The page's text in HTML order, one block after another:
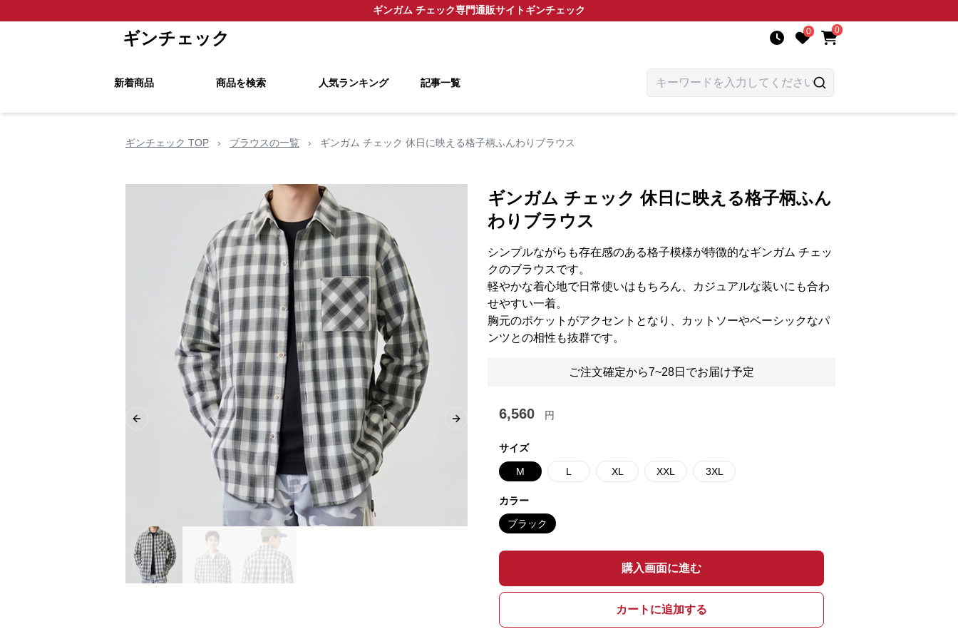
ギンガム チェック専門通販サイトギンチェック
ギンチェック 0 0
新着商品 商品を検索 人気ランキング 記事一覧
ギンチェック TOP › ブラウスの一覧 › ギンガム チェック 休日に映える格子柄ふんわりブラウス
Previous slide Next slide
ギンガム チェック 休日に映える格子柄ふん
わりブラウス
シンプルながらも存在感のある格子模様が特徴的なギンガム チェッ
クのブラウスです。
軽やかな着心地で日常使いはもちろん、カジュアルな装いにも合わ
せやすい一着。
胸元のポケットがアクセントとなり、カットソーやベーシックなパ
ンツとの相性も抜群です。
ご注文確定から7~28日でお届け予定
6,560 円
サイズ
M L XL XXL 3XL
カラー
ブラック
購入画面に進む
カートに追加する